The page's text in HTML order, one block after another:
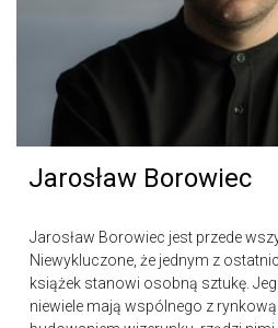
Jarosław Borowiec
Jarosław Borowiec jest przede
Niewykluczone, że jednym z
książek stanowi osobną sztukę.
niewiele mają wspólnego z